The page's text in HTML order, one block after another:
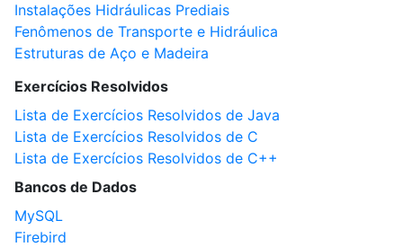
Instalações Hidráulicas Prediais
Fenômenos de Transporte e Hidráulica
Estruturas de Aço e Madeira
Exercícios Resolvidos
Lista de Exercícios Resolvidos de Java
Lista de Exercícios Resolvidos de C
Lista de Exercícios Resolvidos de C++
Bancos de Dados
MySQL
Firebird